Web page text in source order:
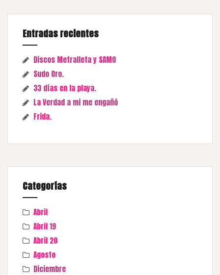
Entradas recientes
Discos Metralleta y SAMO
Sudo Oro.
33 días en la playa.
La Verdad a mi me engañó
Frida.
Categorías
Abril
Abril 19
Abril 20
Agosto
Diciembre